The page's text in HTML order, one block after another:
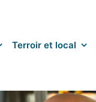
Terroir et local